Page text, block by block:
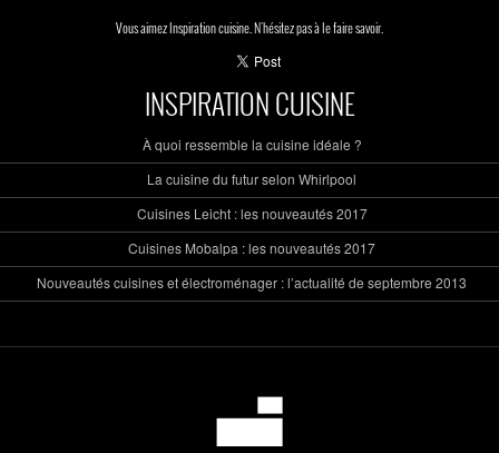
Vous aimez Inspiration cuisine. N'hésitez pas à le faire savoir.
INSPIRATION CUISINE
À quoi ressemble la cuisine idéale ?
La cuisine du futur selon Whirlpool
Cuisines Leicht : les nouveautés 2017
Cuisines Mobalpa : les nouveautés 2017
Nouveautés cuisines et électroménager : l’actualité de septembre 2013